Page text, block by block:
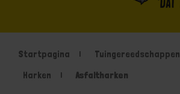
Startpagina
Tuingereedschappen
Harken
Asfaltharken